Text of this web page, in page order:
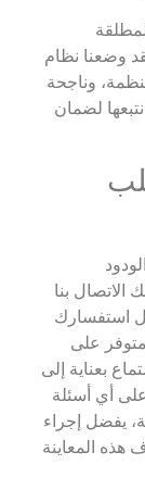
وضعنا نظام
وناجحة
لضمان
بنا
استفسارك
على
بعناية إلى
على أي أسئلة
يفضل إجراء
هذه المعاينة